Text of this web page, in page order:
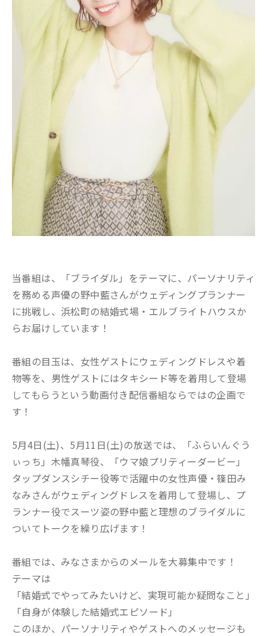
当番組は、「ブライダル」をテーマに、パーソナリティ
を務める声優の野中藍さんがウェディングプランナー
に挑戦し、浜松町の結婚式場・エルブライトハウスか
らお届けしています！
番組の目玉は、女性ゲストにウェディングドレスや着
物等を、男性ゲストにはタキシード等を着用して登場
してもらうという動画付き配信番組ならではの企画で
す！
5月4日(土)、5月11日(土)の放送では、「ふらいんぐう
ぃっち」木幡真琴役、「ウマ娘プリティーダービー」
タップダンスシチー役等で活躍中の女性声優・篠田み
なみさんがウェディングドレスを着用して登場し、プ
ランナー役でスーツ姿の野中藍と理想のブライダルに
ついてトークを繰り広げます！
番組では、みなさまからのメールを大募集中です！
テーマは
「結婚式でやってみたいけど、実現可能か疑問なこと」
「自身が体験した結婚式エピソード」
このほか、パーソナリティやゲストへのメッセージも